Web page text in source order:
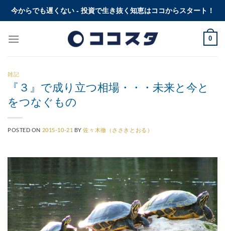
Skip今からでも遅くない - 投資で生き抜く知恵はココからスタート！
0
雑記
『３』で成り立つ相場・・・未来と今と
をつなぐもの
POSTED ON 2015-10-21 BY佐々木徹（ささきとおる）